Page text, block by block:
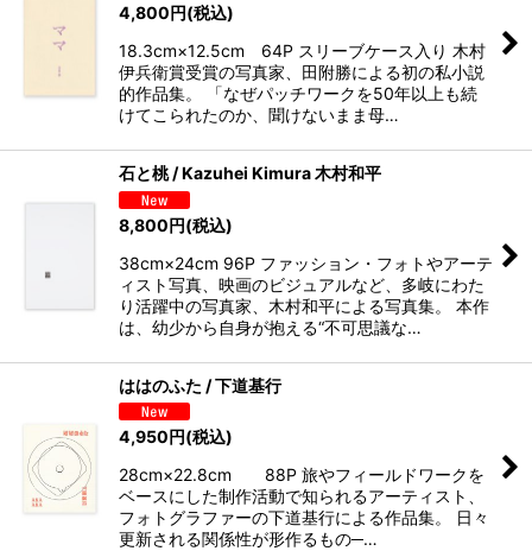
4,800円(税込)
18.3cm×12.5cm 64P スリーブケース入り 木村
伊兵衛賞受賞の写真家、田附勝による初の私小説
的作品集。 「なぜパッチワークを50年以上も続
けてこられたのか、聞けないまま母…
石と桃 / Kazuhei Kimura 木村和平
8,800円(税込)
38cm×24cm 96P ファッション・フォトやアーテ
ィスト写真、映画のビジュアルなど、多岐にわた
り活躍中の写真家、木村和平による写真集。 本作
は、幼少から自身が抱える“不可思議な…
ははのふた / 下道基行
4,950円(税込)
28cm×22.8cm 88P 旅やフィールドワークを
ベースにした制作活動で知られるアーティスト、
フォトグラファーの下道基行による作品集。 日々
更新される関係性が形作るもの─…